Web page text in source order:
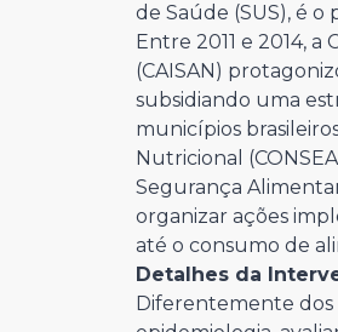
de Saúde (SUS), é
Entre 2011 e 2014,
(CAISAN)
subsidiando uma
municípios
Nutricional
Segurança
organizar ações
até o consumo de
Detalhes da
Diferentemente dos